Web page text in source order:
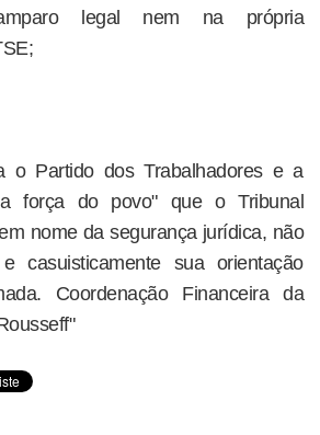
legal nem na própria
o Partido dos Trabalhadores e a
força do povo" que o Tribunal
nome da segurança jurídica, não
casuisticamente sua orientação
Coordenação Financeira da